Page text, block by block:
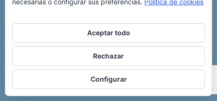
REPARACIÓN CENTRALITA DE COCHE
C/ Virgen del pilar, 6 ,
Copyright © 2025 Reparación Centralita De Coche
necesarias o configurar sus preferencias. Política de cookies
Aceptar todo
Rechazar
Configurar